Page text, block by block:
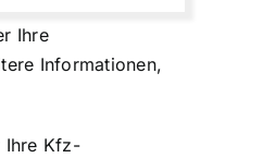
Ihre
Informationen,
Ihre Kfz-